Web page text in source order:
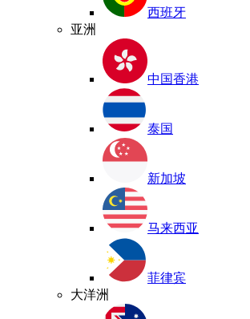
西班牙
亚洲
中国香港
泰国
新加坡
马来西亚
菲律宾
大洋洲